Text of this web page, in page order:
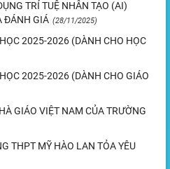
TRÍ TUỆ NHÂN TẠO (AI)
ĐÁNH GIÁ (28/11/2025)
2025-2026 (DÀNH CHO HỌC
2025-2026 (DÀNH CHO GIÁO
GIÁO VIỆT NAM CỦA TRƯỜNG
THPT MỸ HÀO LAN TỎA YÊU